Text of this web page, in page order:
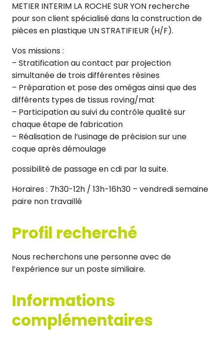
METIER INTERIM LA ROCHE SUR YON recherche
pour son client spécialisé dans la construction de
pièces en plastique UN STRATIFIEUR (H/F).
Vos missions :
– Stratification au contact par projection
simultanée de trois différentes résines
– Préparation et pose des omégas ainsi que des
différents types de tissus roving/mat
– Participation au suivi du contrôle qualité sur
chaque étape de fabrication
– Réalisation de l’usinage de précision sur une
coque après démoulage
possibilité de passage en cdi par la suite.
Horaires : 7h30-12h / 13h-16h30 – vendredi semaine
paire non travaillé
Profil recherché
Nous recherchons une personne avec de
l’expérience sur un poste similiaire.
Informations
complémentaires